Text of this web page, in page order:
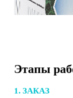
Этапы
1. ЗАКАЗ